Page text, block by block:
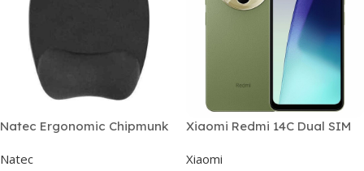
Natec Ergonomic Chipmunk
Στήριγμα καρπού Μαύρο
Natec
Xiaomi Redmi 14C Dual SIM
Xiaomi